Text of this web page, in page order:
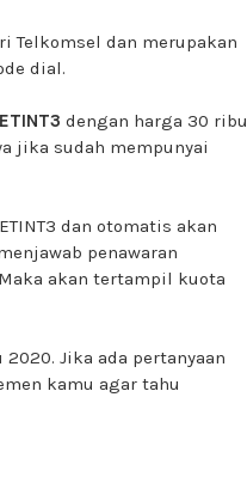
Telkomsel dan merupakan
dial.
dengan harga 30 ribu
jika sudah mempunyai
dan otomatis akan
penawaran
akan tertampil kuota
2020. Jika ada pertanyaan
kamu agar tahu